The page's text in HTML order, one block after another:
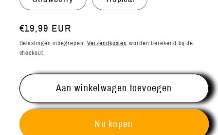
Joy
Devision
Joy
Normale
prijs
€19,99 EUR
Belastingen inbegrepen.Verzendkosten worden berekend bij de
checkout.
Aan winkelwagen toevoegen
Nu kopen